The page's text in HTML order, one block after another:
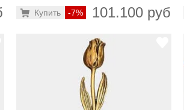
-7% 101.100 руб.
Купить